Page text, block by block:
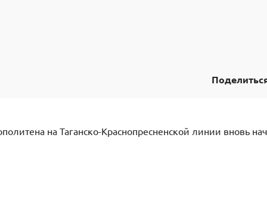
на Таганско-Краснопресненской линии вновь